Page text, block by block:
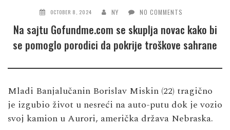
OCTOBER 8, 2024 NY NO COMMENTS
Na sajtu Gofundme.com se skuplja novac kako bi
se pomoglo porodici da pokrije troškove sahrane
Mladi Banjalučanin Borislav Miskin (22) tragično
je izgubio život u nesreći na auto-putu dok je vozio
svoj kamion u Aurori, američka država Nebraska.